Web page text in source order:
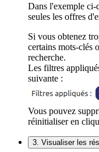
Dans l'exemple ci-
seules les offres
Si vous obtenez
certains mots-clés
recherche.
Les filtres
suivante :
Vous pouvez
réinitialiser en
3. Visualiser les